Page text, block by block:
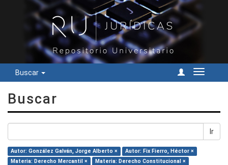
Buscar
Cambiar
Buscar
Ir
Autor: González Galván, Jorge Alberto ×
Autor: Fix Fierro, Héctor ×
Materia: Derecho Mercantil ×
Materia: Derecho Constitucional ×